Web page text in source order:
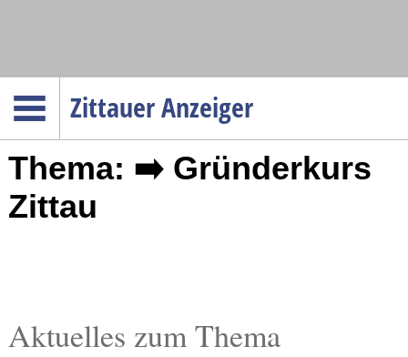
Zittauer Anzeiger
Menüpunkte
Startseite
Gesellschaft
Gesundheit
Thema: ➡️ Gründerkurs
Zittau
Aktuelles zum Thema